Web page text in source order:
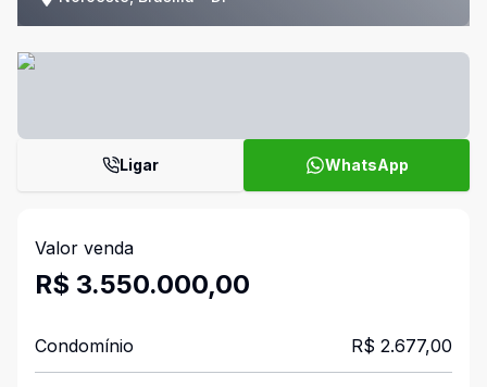
Ligar WhatsApp
Valor venda
R$ 3.550.000,00
Condomínio R$ 2.677,00